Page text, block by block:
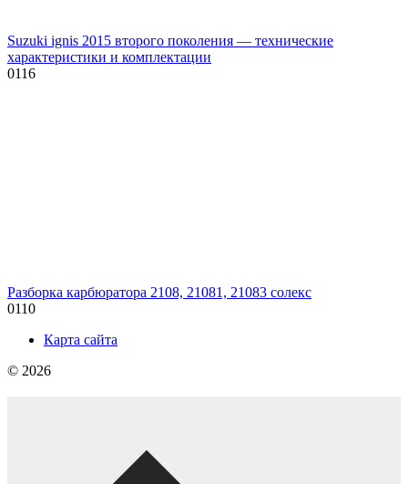
Suzuki ignis 2015 второго поколения — технические
характеристики и комплектации
0116
Разборка карбюратора 2108, 21081, 21083 солекс
0110
Карта сайта
© 2026